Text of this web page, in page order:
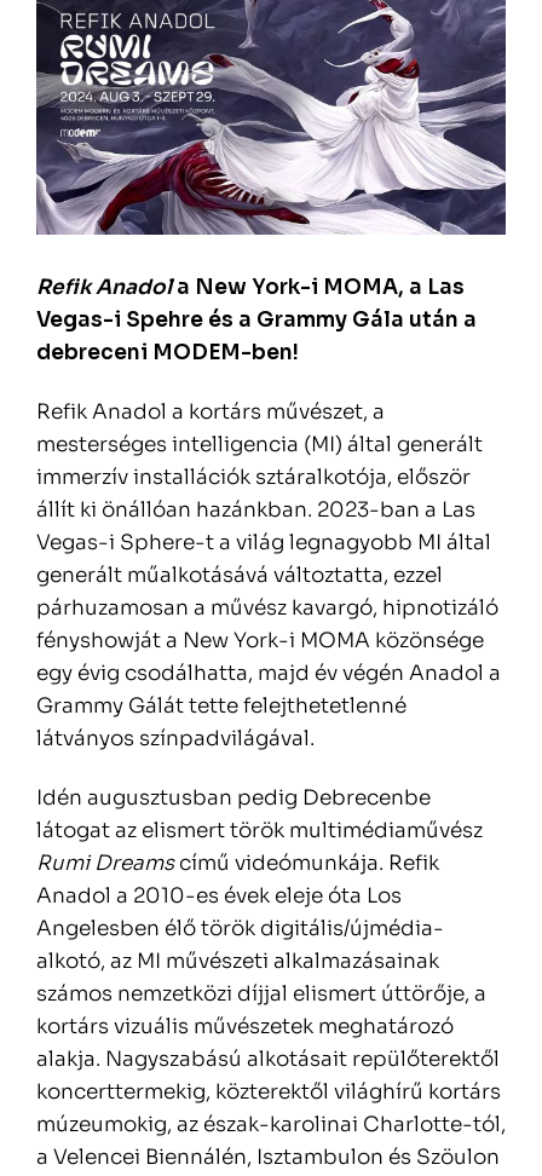
Refik Anadola New York-i MOMA, a Las
Vegas-i Spehre és a Grammy Gála után a
debreceni MODEM-ben!
Refik Anadol a kortárs művészet, a
mesterséges intelligencia (MI) által generált
immerzív installációk sztáralkotója, először
állít ki önállóan hazánkban. 2023-ban a Las
Vegas-i Sphere-t a világ legnagyobb MI által
generált műalkotásává változtatta, ezzel
párhuzamosan a művész kavargó, hipnotizáló
fényshowját a New York-i MOMA közönsége
egy évig csodálhatta, majd év végén Anadol a
Grammy Gálát tette felejthetetlenné
látványos színpadvilágával.
Idén augusztusban pedig Debrecenbe
látogat az elismert török multimédiaművész
Rumi Dreamscímű videómunkája. Refik
Anadol a 2010-es évek eleje óta Los
Angelesben élő török digitális/újmédia-
alkotó, az MI művészeti alkalmazásainak
számos nemzetközi díjjal elismert úttörője, a
kortárs vizuális művészetek meghatározó
alakja. Nagyszabású alkotásait repülőterektől
koncerttermekig, közterektől világhírű kortárs
múzeumokig, az észak-karolinai Charlotte-tól,
a Velencei Biennálén, Isztambulon és Szöulon